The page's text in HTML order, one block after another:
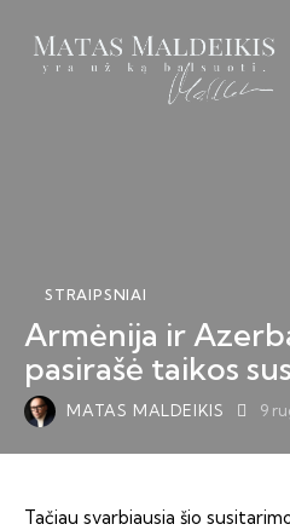
STRAIPSNIAI
Armėnija ir
pasirašė taikos
MATAS MALDEIKIS 9
Tačiau svarbiausia šio
Vizija TS-LKD
Bendraukime